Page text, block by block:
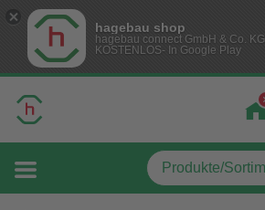
hagebau shop
hagebau connect GmbH & Co. KG
KOSTENLOS- In Google Play